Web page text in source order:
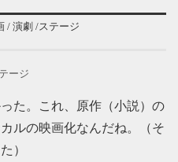
/ 演劇 /ステージ
ージ
た。これ、原作（小説）の
ルの映画化なんだね。（そ
）